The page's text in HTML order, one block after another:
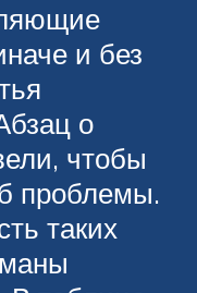
и без
о
чтобы
проблемы.
таких